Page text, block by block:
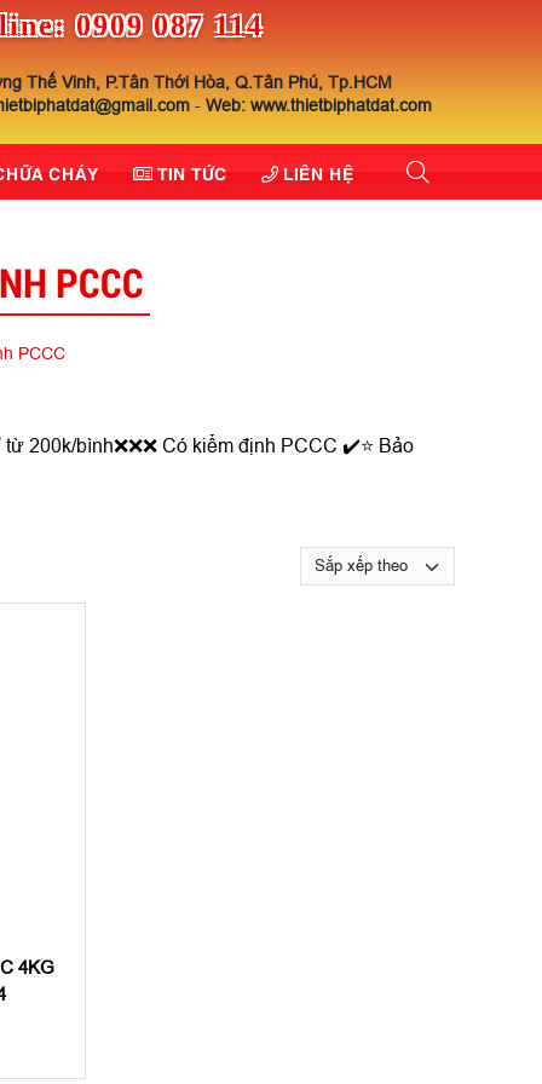
0909 087 114
Thế Vinh, P.Tân Thới Hòa, Q.Tân Phú, Tp.HCM
- Web: www.thietbiphatdat.com
CHÁY TIN TỨC LIÊN HỆ
PCCC
PCCC
200k/bình❌❌❌ Có kiểm định PCCC ✔️⭐ Bảo
4KG